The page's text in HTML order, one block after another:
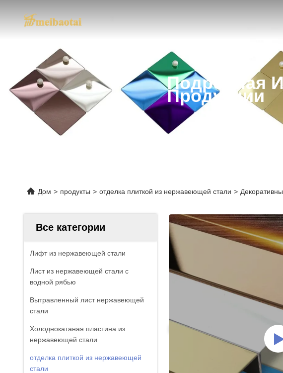
Подробная
Продукции
Дом > продукты > отделка плиткой из нержавеющей стали >
Все категории
Лифт из нержавеющей стали
Лист из нержавеющей стали с
водной рябью
Вытравленный лист нержавеющей
стали
Холоднокатаная пластина из
нержавеющей стали
отделка плиткой из нержавеющей
стали